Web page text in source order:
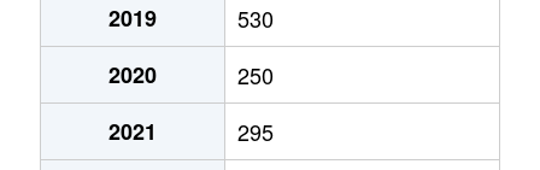
2019
530
2020
250
2021
295